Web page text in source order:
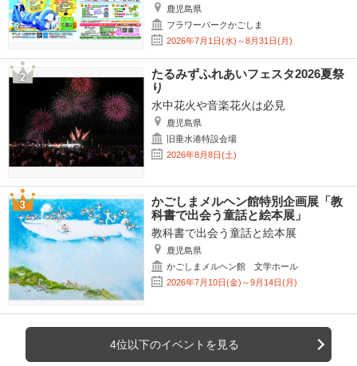
鹿児島県
フラワーパークかごしま
2026年7月1日(水)～8月31日(月)
たるみずふれあいフェスタ2026夏祭
り
水中花火や音楽花火は必見
鹿児島県
旧垂水港特設会場
2026年8月8日(土)
かごしまメルヘン館特別企画展「教
科書で出会う童話と絵本展」
教科書で出会う童話と絵本展
鹿児島県
かごしまメルヘン館 文学ホール
2026年7月10日(金)～9月14日(月)
4位以下のイベントを見る